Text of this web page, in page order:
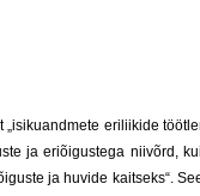
eriliikide
ja eriõigustega niivõrd,
ja huvide kaitseks“.